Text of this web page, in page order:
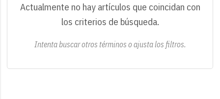
Actualmente no hay artículos que coincidan con
los criterios de búsqueda.
Intenta buscar otros términos o ajusta los filtros.